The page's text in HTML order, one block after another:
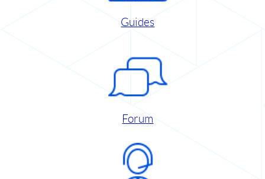
Guides
Forum